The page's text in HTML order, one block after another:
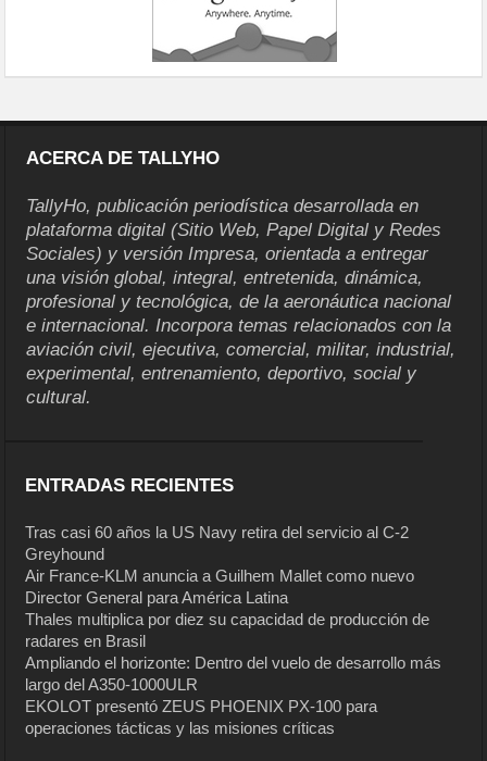
ACERCA DE TALLYHO
TallyHo, publicación periodística desarrollada en
plataforma digital (Sitio Web, Papel Digital y Redes
Sociales) y versión Impresa, orientada a entregar
una visión global, integral, entretenida, dinámica,
profesional y tecnológica, de la aeronáutica nacional
e internacional. Incorpora temas relacionados con la
aviación civil, ejecutiva, comercial, militar, industrial,
experimental, entrenamiento, deportivo, social y
cultural.
ENTRADAS RECIENTES
Tras casi 60 años la US Navy retira del servicio al C-2
Greyhound
Air France-KLM anuncia a Guilhem Mallet como nuevo
Director General para América Latina
Thales multiplica por diez su capacidad de producción de
radares en Brasil
Ampliando el horizonte: Dentro del vuelo de desarrollo más
largo del A350-1000ULR
EKOLOT presentó ZEUS PHOENIX PX-100 para
operaciones tácticas y las misiones críticas